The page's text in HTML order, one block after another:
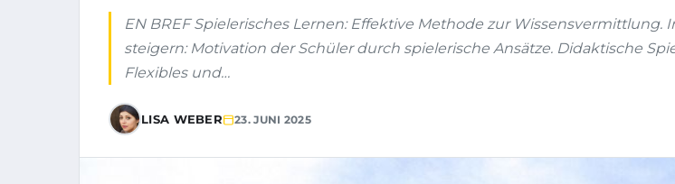
EN BREF Spielerisches Lernen: Effektive Methode zur Wissensvermittlung.
steigern: Motivation der Schüler durch spielerische Ansätze. Didaktische
Flexibles und…
LISA WEBER 23. JUNI 2025